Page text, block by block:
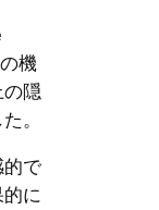
機
隠
。
的で
に